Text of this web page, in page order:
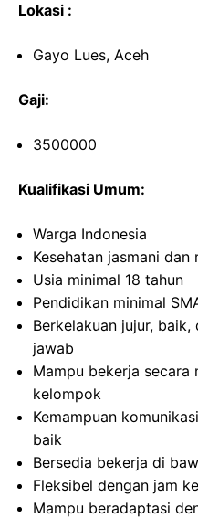
Lokasi :
Gayo Lues, Aceh
Gaji:
3500000
Kualifikasi Umum:
Warga Indonesia
Kesehatan jasmani
Usia minimal 18 tahun
Pendidikan minimal
Berkelakuan jujur,
jawab
Mampu bekerja secara
kelompok
Kemampuan
baik
Bersedia bekerja di
Fleksibel dengan jam
Mampu beradaptasi